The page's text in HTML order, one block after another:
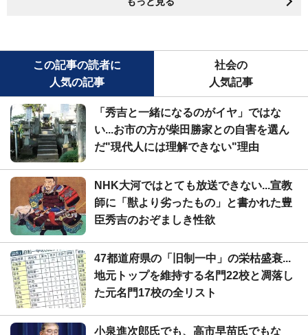
この記事の読者に
人気の記事
社会の
人気記事
「秀吉と一緒になるのがイヤ」ではな
い...お市の方が柴田勝家との自害を選ん
だ"現代人には理解できない"理由
NHK大河ではとても放送できない...宣教
師に「獣より劣ったもの」と書かれた豊
臣秀吉のおぞましき性欲
47都道府県の「旧制一中」の栄枯盛衰...
地元トップを維持する名門22校と凋落し
た元名門17校の全リスト
小泉進次郎氏でも、高市早苗氏でもな